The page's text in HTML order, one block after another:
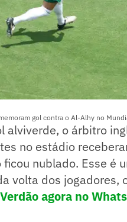
gol contra o Al-Alhy no
alviverde, o árbitro
no estádio
nublado. Esse é
volta dos jogadores,
agora no